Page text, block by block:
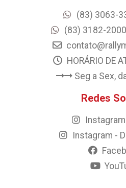
(83) 3063-
(83) 3182-
HORÁRIO DE
Seg a Sex,
Redes
Instagram -